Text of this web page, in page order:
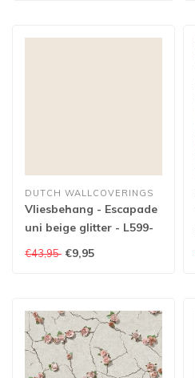
DUTCH WALLCOVERINGS
Vliesbehang - Escapade
uni beige glitter - L599-
07
€43,95 €9,95